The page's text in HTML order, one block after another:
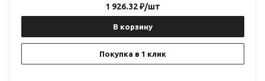
В корзину
Покупка в 1 клик
1 926.32₽/шт